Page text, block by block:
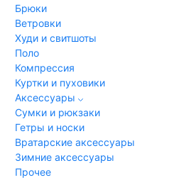
Брюки
Ветровки
Худи и свитшоты
Поло
Компрессия
Куртки и пуховики
Аксессуары
Сумки и рюкзаки
Гетры и носки
Вратарские аксессуары
Зимние аксессуары
Прочее